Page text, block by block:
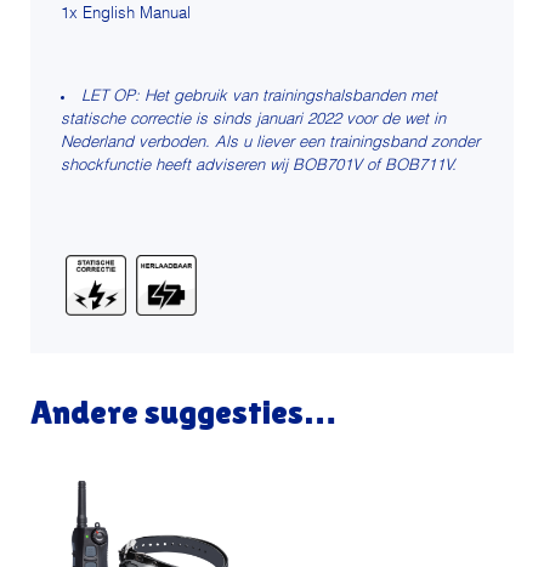
1x English Manual
LET OP: Het gebruik van trainingshalsbanden met
statische correctie is sinds januari 2022 voor de wet in
Nederland verboden. Als u liever een trainingsband zonder
shockfunctie heeft adviseren wij BOB701V of BOB711V.
Andere suggesties…